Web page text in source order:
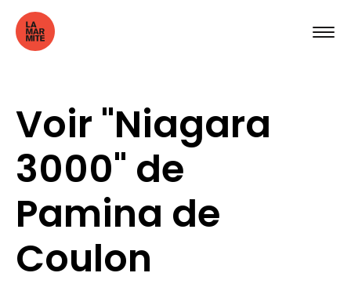
Voir "Niagara
3000" de
Pamina de
Coulon